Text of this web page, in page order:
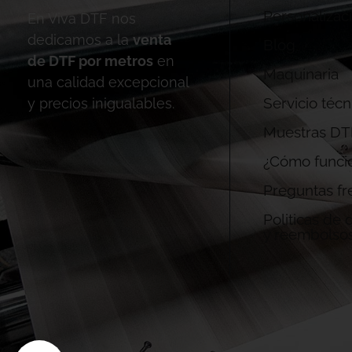
En Viva DTF nos
dedicamos a la venta
de DTF por metros en
una calidad excepcional
y precios inigualables.
Maquinaria
Servicio
Muestras
¿Cómo
Preguntas
Politicas de